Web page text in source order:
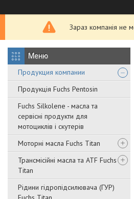
Зараз компанія не
Продукция компании
Продукція Fuchs Pentosin
Fuchs Silkolene - масла та
сервісні продукти для
мотоциклів і скутерів
Моторні масла Fuchs Titan
Трансмісійні масла та ATF Fuchs
Titan
Рідини гідропідсилювача (ГУР)